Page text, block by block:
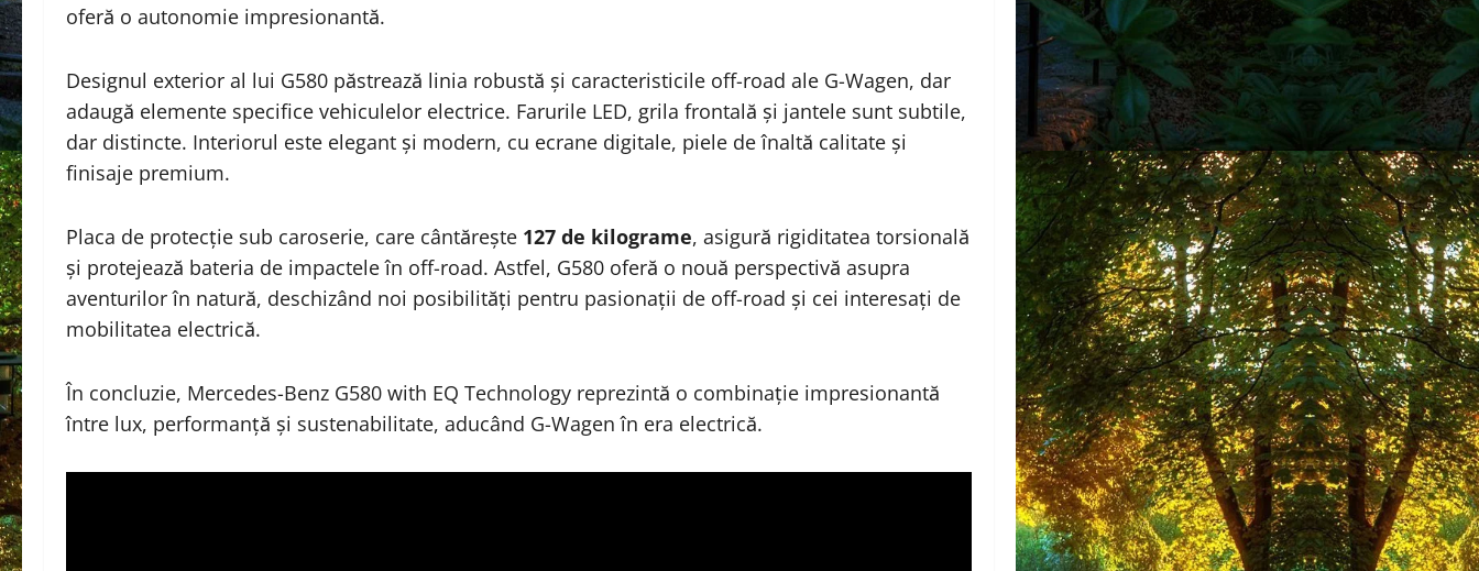
oferă o autonomie impresionantă.
Designul exterior al lui G580 păstrează linia robustă și caracteristicile off-road ale G-Wagen, dar
adaugă elemente specifice vehiculelor electrice. Farurile LED, grila frontală și jantele sunt subtile,
dar distincte. Interiorul este elegant și modern, cu ecrane digitale, piele de înaltă calitate și
finisaje premium.
Placa de protecție sub caroserie, care cântărește 127 de kilograme, asigură rigiditatea torsională
și protejează bateria de impactele în off-road. Astfel, G580 oferă o nouă perspectivă asupra
aventurilor în natură, deschizând noi posibilități pentru pasionații de off-road și cei interesați de
mobilitatea electrică.
În concluzie, Mercedes-Benz G580 with EQ Technology reprezintă o combinație impresionantă
între lux, performanță și sustenabilitate, aducând G-Wagen în era electrică.